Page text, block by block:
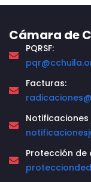
Cámara de
PQRSF:
Facturas:
Notificaciones
Protección de